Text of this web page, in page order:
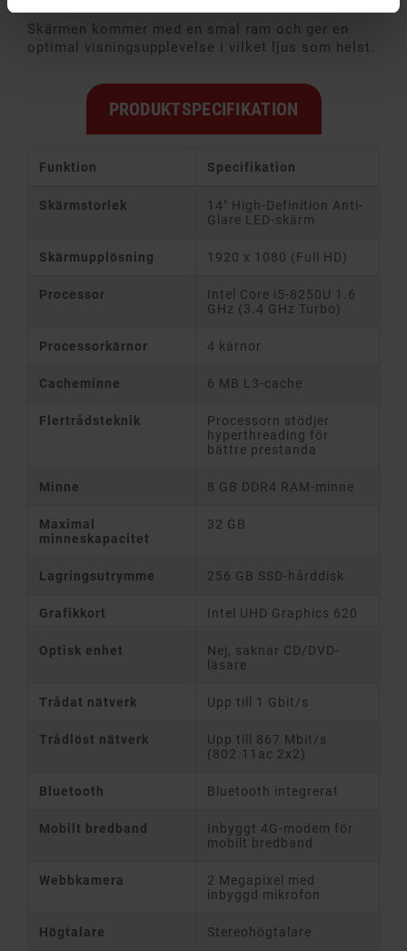
Fantastisk bildkvalitet
Skärmen kommer med en smal ram och ger en
optimal visningsupplevelse i vilket ljus som helst.
PRODUKTSPECIFIKATION
Funktion Specifikation
Skärmstorlek
14" High-Definition Anti-
Glare LED-skärm
Skärmupplösning 1920 x 1080 (Full HD)
Processor
Intel Core i5-8250U 1.6
GHz (3.4 GHz Turbo)
Processorkärnor 4 kärnor
Cacheminne 6 MB L3-cache
Flertrådsteknik
Processorn stödjer
hyperthreading för
bättre prestanda
Minne 8 GB DDR4 RAM-minne
Maximal
minneskapacitet
32 GB
Lagringsutrymme 256 GB SSD-hårddisk
Grafikkort Intel UHD Graphics 620
Optisk enhet
Nej, saknar CD/DVD-
läsare
Trådat nätverk Upp till 1 Gbit/s
Trådlöst nätverk
Upp till 867 Mbit/s
(802.11ac 2x2)
Bluetooth Bluetooth integrerat
Mobilt bredband
Inbyggt 4G-modem för
mobilt bredband
Webbkamera
2 Megapixel med
inbyggd mikrofon
Högtalare Stereohögtalare